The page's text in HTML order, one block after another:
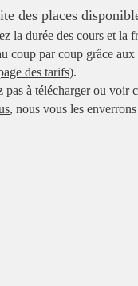
des places
la durée des cours et la
coup par coup grâce aux
des tarifs).
pas à télécharger ou voir
, nous vous les